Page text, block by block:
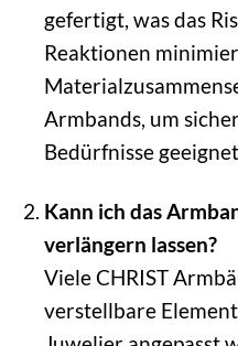
gefertigt, was das
Reaktionen
Armbands, um
Bedürfnisse
Kann ich das
verlängern lassen?
Viele CHRIST
verstellbare